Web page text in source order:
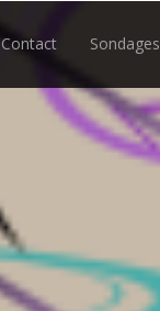
Contact Sondages